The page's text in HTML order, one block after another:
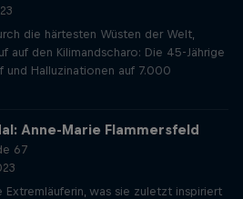
die härtesten Wüsten der Welt,
auf den Kilimandscharo: Die 45-Jährige
und Halluzinationen auf 7.000
Anne-Marie Flammersfeld
67
was sie zuletzt inspiriert